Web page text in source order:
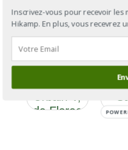
GR®670
Section 2
: le
de Florac
de
Inscrivez-vous pour recevoir les
Hikamp. En plus, vous recevrez